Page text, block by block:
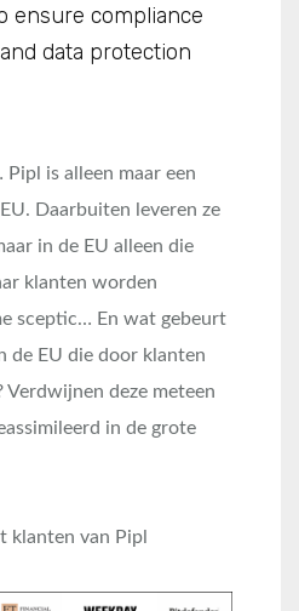
ensure compliance
data protection
is alleen maar een
Daarbuiten leveren ze
in de EU alleen die
klanten worden
sceptic… En wat gebeurt
de EU die door klanten
Verdwijnen deze meteen
in de grote
klanten van Pipl